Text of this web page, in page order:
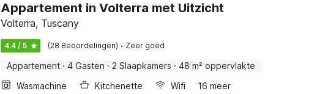
Appartement in Volterra met Uitzicht
Volterra, Tuscany
4.4 / 5 (28 Beoordelingen) · Zeer goed
Appartement · 4 Gasten · 2 Slaapkamers · 48 m² oppervlakte
Wasmachine
Kitchenette Wifi
16 meer